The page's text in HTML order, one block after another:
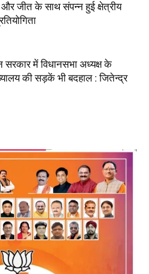
जीत के साथ संपन्न हुई क्षेत्रीय
सरकार में विधानसभा अध्यक्ष के
की सड़कें भी बदहाल : जितेन्द्र